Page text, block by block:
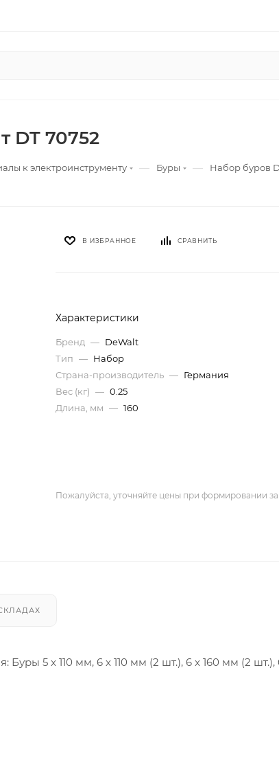
DT 70752
к электроинструменту — Буры — Набор буров
В ИЗБРАННОЕ СРАВНИТЬ
Характеристики
Бренд — DeWalt
Тип — Набор
Страна-производитель — Германия
Вес (кг) — 0.25
Длина, мм — 160
Пожалуйста, уточняйте цены при формировании
5 x 110 мм, 6 x 110 мм (2 шт.), 6 x 160 мм (2 шт.),